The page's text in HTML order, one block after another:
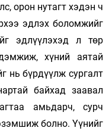
орон нутагт хэдэн ч
эдлэх боломжийг
эдлүүлэхэд л төр
хүний аятай
нь бүрдүүлж сургалт
байхад заавал
амьдарч, сурч
болно. Үүнийг